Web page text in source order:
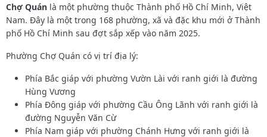
Chợ Quán là một phường thuộc Thành phố Hồ Chí Minh, Việt
Nam. Đây là một trong 168 phường, xã và đặc khu mới ở Thành
phố Hồ Chí Minh sau đợt sắp xếp vào năm 2025.
Phường Chợ Quán có vị trí địa lý:
Phía Bắc giáp với phường Vườn Lài với ranh giới là đường
Hùng Vương
Phía Đông giáp với phường Cầu Ông Lãnh với ranh giới là
đường Nguyễn Văn Cừ
Phía Nam giáp với phường Chánh Hưng với ranh giới là